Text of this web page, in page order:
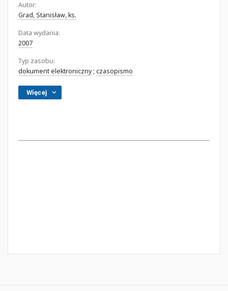
Autor:
Grad, Stanisław, ks.
Data wydania:
2007
Typ zasobu:
dokument elektroniczny; czasopismo
Więcej